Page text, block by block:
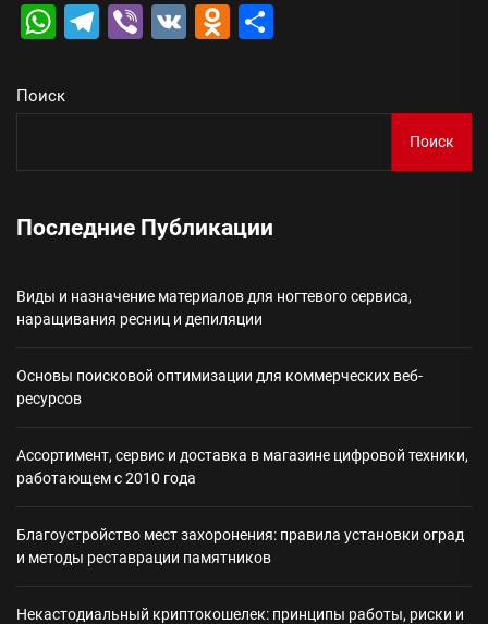
WhatsApp
Telegram
Viber
VK Odnoklassniki
Поиск
Поиск
Последние Публикации
Виды и назначение материалов для ногтевого сервиса,
наращивания ресниц и депиляции
Основы поисковой оптимизации для коммерческих веб-
ресурсов
Ассортимент, сервис и доставка в магазине цифровой техники,
работающем с 2010 года
Благоустройство мест захоронения: правила установки оград
и методы реставрации памятников
Некастодиальный криптокошелек: принципы работы, риски и